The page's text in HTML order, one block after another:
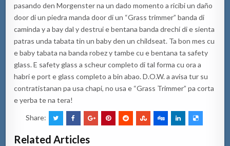
pasando den Morgenster na un dado momento a ricibi un daño
door di un piedra manda door di un “Grass trimmer” banda di
caminda y a bay dal y destrui e bentana banda drechi di e sienta
patras unda tabata tin un baby den un childseat. Ta bon mes cu
e baby tabata na banda robez y tambe cu e bentana ta safety
glass. E safety glass a scheur completo di tal forma cu ora a
habri e port e glass completo a bin abao. D.O.W. a avisa tur su
contratistanan pa usa chapi, no usa e “Grass Trimmer” pa corta
e yerba te na tera!
Share:
Related Articles